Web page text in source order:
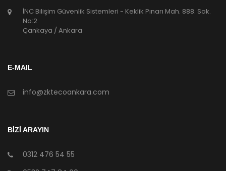
İNC Bilişim Güvenlik Sistemleri - Keklik Pınarı Mah. 888. Sok.
No:2
Çankaya / Ankara
E-MAIL
info@zktecoankara.com
BİZİ ARAYIN
0312 476 54 55